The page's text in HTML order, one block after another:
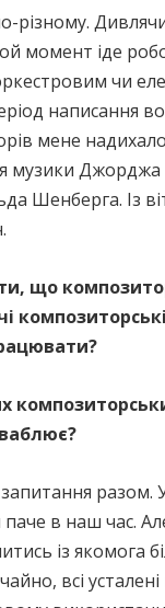
різному.
момент іде
чи
написання
мене надихало
музики
Шенберга. Із
що
разом.
в наш час.
із якомога
всі усталені